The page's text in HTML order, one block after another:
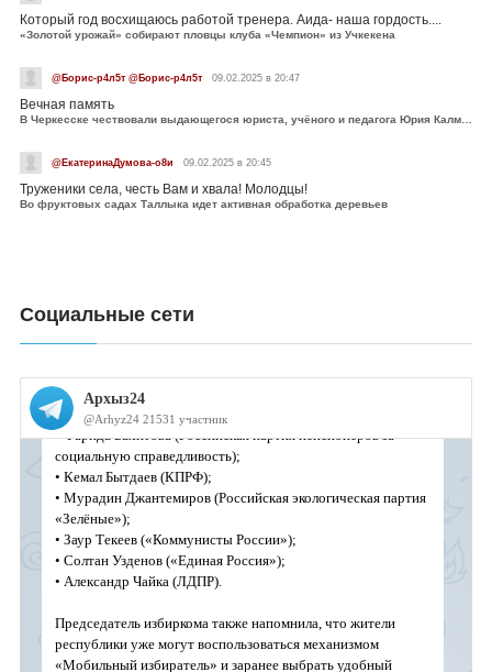
Который год восхищаюсь работой тренера. Аида- наша гордость....
«Золотой урожай» собирают пловцы клуба «Чемпион» из Учкекена
@Борис-р4л5т @Борис-р4л5т 09.02.2025 в 20:47
Вечная память
В Черкесске чествовали выдающегося юриста, учёного и педагога Юрия Калмыкова
@ЕкатеринаДумова-о8и 09.02.2025 в 20:45
Труженики села, честь Вам и хвала! Молодцы!
Во фруктовых садах Таллыка идет активная обработка деревьев
Социальные сети